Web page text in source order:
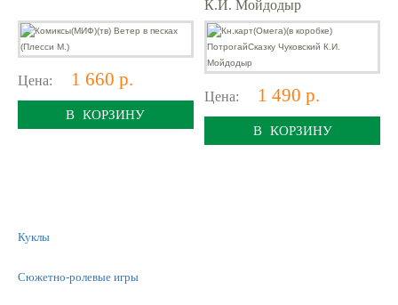
Цена: 1 660 р.
В КОРЗИНУ
К.И. Мойдодыр
Цена: 1 490 р.
В КОРЗИНУ
Куклы
Сюжетно-ролевые игры